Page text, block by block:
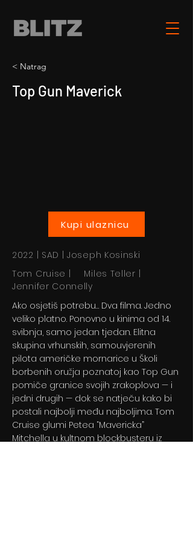
< Natrag
Top Gun Maverick
Kupi ulaznicu
2022 | SAD | Joseph Kosinski
Tom Cruise | Miles Teller |
Jennifer Connelly
Ako osjetiš potrebu… Dva filma. Jedno
veliko platno. Ponovno u kinima od 14.
svibnja, samo jedan tjedan. Elitna
skupina vrhunskih, samouvjerenih
pilota američke mornarice u Školi
borbenih oružja poznatoj kao Top Gun
pomiče granice svojih zrakoplova — i
jedni drugih — dok se natječu kako bi
postali najbolji među najboljima. Tom
Cruise glumi Petea “Mavericka”
Mitchella u kultnom blockbusteru iz